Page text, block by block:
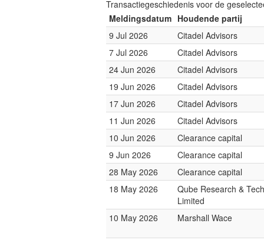
Transactiegeschiedenis voor de
Meldingsdatum Houdende partij
9 Jul 2026
Citadel Advisors
7 Jul 2026
Citadel Advisors
24 Jun 2026
Citadel Advisors
19 Jun 2026
Citadel Advisors
17 Jun 2026
Citadel Advisors
11 Jun 2026
Citadel Advisors
10 Jun 2026
Clearance capital
9 Jun 2026
Clearance capital
28 May 2026
Clearance capital
18 May 2026
Qube Research &
Limited
10 May 2026
Marshall Wace